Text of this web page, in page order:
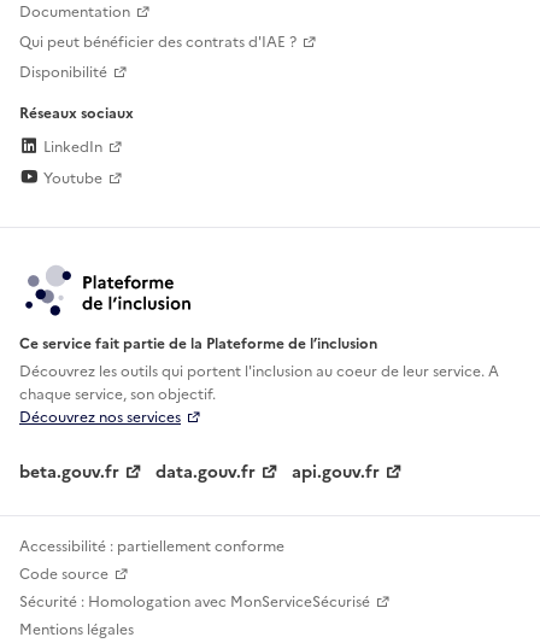
Documentation
Qui peut bénéficier des contrats d'IAE ?
Disponibilité
Réseaux sociaux
LinkedIn
Youtube
Ce service fait partie de la Plateforme de l’inclusion
Découvrez les outils qui portent l'inclusion aucoeur de leur service. A
chaque service, son objectif.
Découvrez nos services
beta.gouv.fr data.gouv.fr api.gouv.fr
Accessibilité : partiellement conforme
Code source
Sécurité : Homologation avec MonServiceSécurisé
Mentions légales